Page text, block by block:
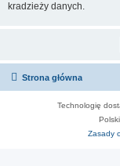
kradzieży danych.
Strona główna
Technologię
Zasady